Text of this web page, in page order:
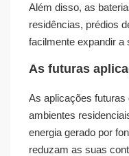
Além disso, as
residências, prédios
facilmente expandir a
As futuras
As aplicações
ambientes
energia gerado por
reduzam as suas